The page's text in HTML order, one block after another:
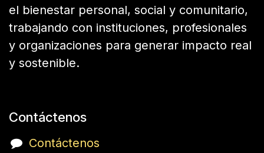
el bienestar personal, social y comunitario,
trabajando con instituciones, profesionales
y organizaciones para generar impacto real
y sostenible.
Contáctenos
Contáctenos